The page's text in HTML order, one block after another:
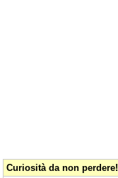
Curiosità da non perdere!